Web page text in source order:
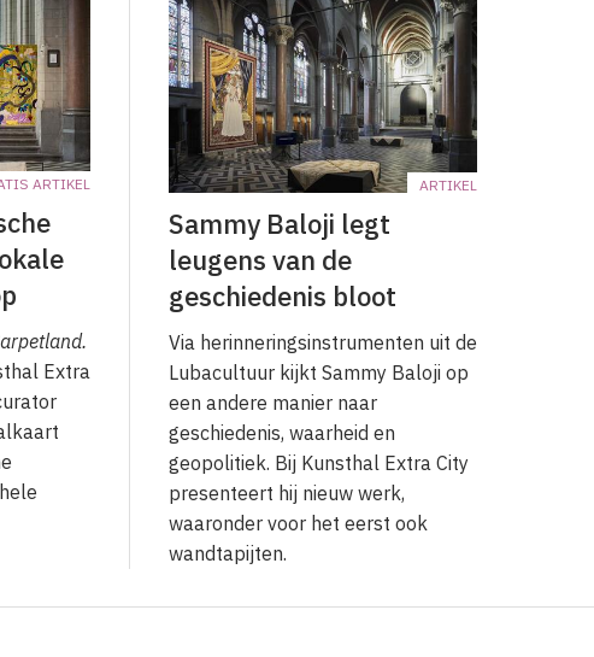
ARTIKEL
Extra
ARTIKEL
Sammy Baloji legt
leugens van de
geschiedenis bloot
Via herinneringsinstrumenten uit de
Lubacultuur kijkt Sammy Baloji op
een andere manier naar
geschiedenis, waarheid en
geopolitiek. Bij Kunsthal Extra City
presenteert hij nieuw werk,
waaronder voor het eerst ook
wandtapijten.